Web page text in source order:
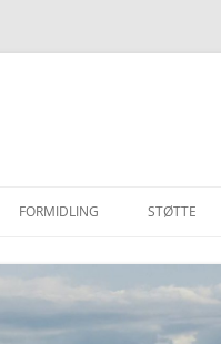
FORMIDLING STØTTE